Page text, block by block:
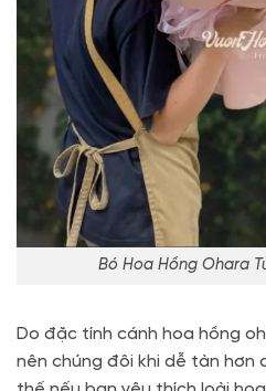
Bó Hoa Hồng Ohara
Do đặc tính cánh hoa hồng
nên chúng đôi khi dễ tàn hơn